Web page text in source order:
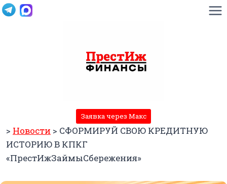
Перейти
Заявка через Макс
> Новости > СФОРМИРУЙ СВОЮ КРЕДИТНУЮ
ИСТОРИЮ В КПКГ
«ПрестИжЗаймыСбережения»